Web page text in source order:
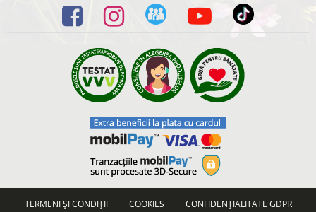
TERMENI ȘI CONDIȚII COOKIES CONFIDENȚIALITATE GDPR